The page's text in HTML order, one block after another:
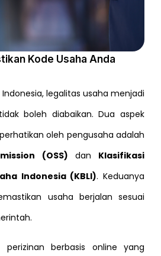
Kode Usaha Anda
legalitas usaha menjadi
boleh diabaikan. Dua aspek
oleh pengusaha adalah
(OSS) dan Klasifikasi
Indonesia (KBLI). Keduanya
usaha berjalan sesuai
berbasis online yang